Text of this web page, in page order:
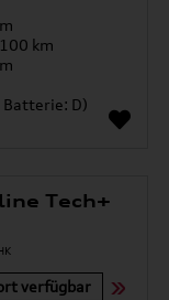
km
Batterie: D)
Tech+
verfügbar